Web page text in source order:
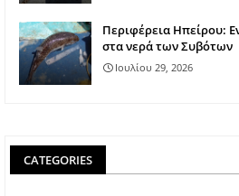
Περιφέρεια Ηπείρου:
στα νερά των Συβότων
Ιουλίου 29, 2026
CATEGORIES